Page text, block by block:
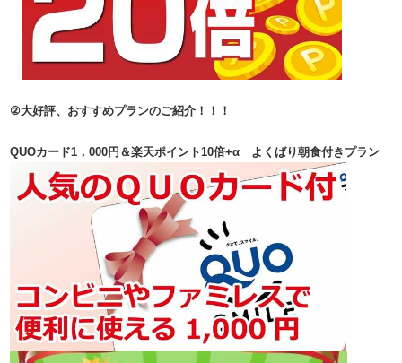
②大好評、おすすめプランのご紹介！！！
QUOカード1，000円＆楽天ポイント10倍+α よくばり朝食付きプラン